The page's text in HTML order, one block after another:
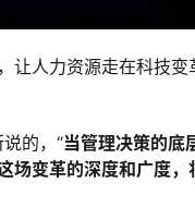
让人力资源走在科技
的，“当管理决策的底
变革的深度和广度，